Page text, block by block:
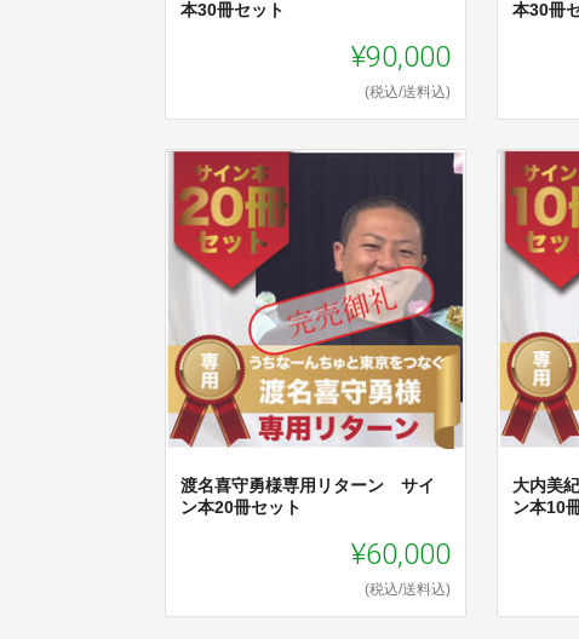
本30冊セット
¥90,000
(税込/送料込)
本30冊
渡名喜守勇様専用リターン サイ
ン本20冊セット
¥60,000
(税込/送料込)
大内美
ン本10